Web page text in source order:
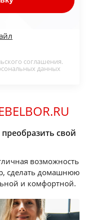
соглашения.
данных
свой
возможность
сделать домашнюю
и комфортной.